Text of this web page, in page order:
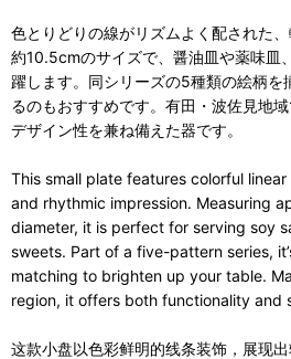
色とりどりの線がリズムよく配された
約10.5cmのサイズで、醤油皿や薬味皿
躍します。同シリーズの5種類の絵柄を
るのもおすすめです。有田・波佐見地
デザイン性を兼ね備えた器です。
This small plate features colorful
and rhythmic impression. Measuring
diameter, it is perfect for serving soy
sweets. Part of a five-pattern series,
matching to brighten up your table.
region, it offers both functionality and
这款小盘以色彩鲜明的线条装饰，展现出